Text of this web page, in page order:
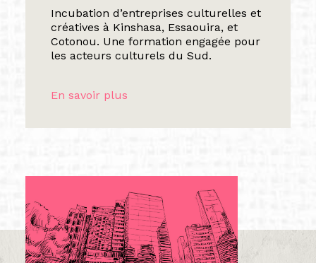
Incubation d’entreprises culturelles et
créatives à Kinshasa, Essaouira, et
Cotonou. Une formation engagée pour
les acteurs culturels du Sud.
En savoir plus